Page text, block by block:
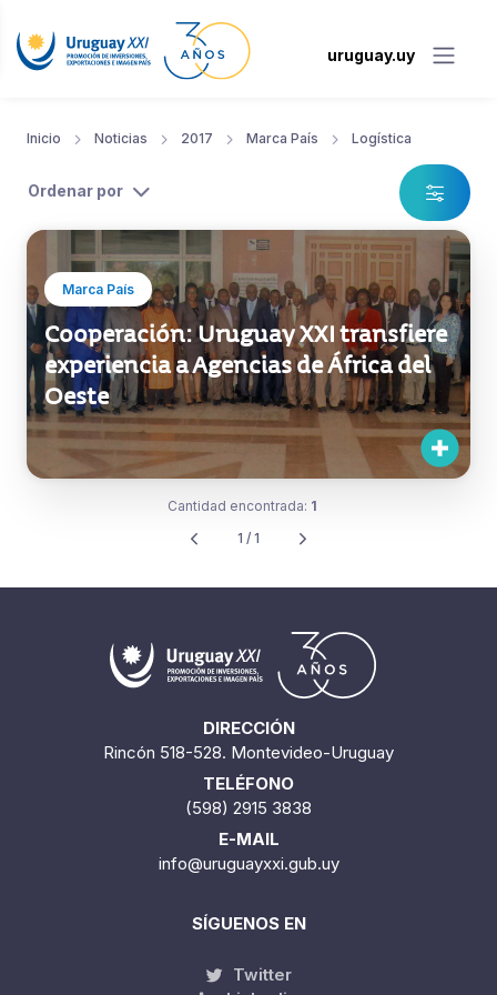
uruguay.uy
Inicio Noticias 2017 Marca País Logística
Ordenar por
Marca País
Cooperación: Uruguay XXI transfiere
experiencia a Agencias de África del
Oeste
Cantidad encontrada: 1
1 / 1
DIRECCIÓN
Rincón 518-528. Montevideo-Uruguay
TELÉFONO
(598) 2915 3838
E-MAIL
info@uruguayxxi.gub.uy
SÍGUENOS EN
Twitter